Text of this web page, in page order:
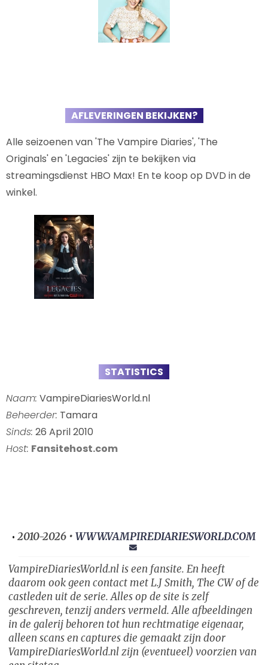
AFLEVERINGEN BEKIJKEN?
Alle seizoenen van 'The Vampire Diaries', 'The
Originals' en 'Legacies' zijn te bekijken via
streamingsdienst HBO Max! En te koop op DVD in de
winkel.
STATISTICS
Naam: VampireDiariesWorld.nl
Beheerder: Tamara
Sinds: 26 April 2010
Host: Fansitehost.com
• 2010-2026 • WWW.VAMPIREDIARIESWORLD.COM
VampireDiariesWorld.nl is een fansite. En heeft
daarom ook geen contact met L.J Smith, The CW of de
castleden uit de serie. Alles op de site is zelf
geschreven, tenzij anders vermeld. Alle afbeeldingen
in de galerij behoren tot hun rechtmatige eigenaar,
alleen scans en captures die gemaakt zijn door
VampireDiariesWorld.nl zijn (eventueel) voorzien van